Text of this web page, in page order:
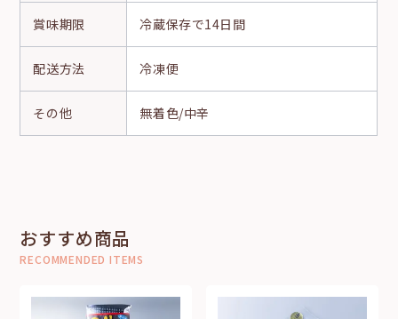
賞味期限 冷蔵保存で14日間
配送方法 冷凍便
その他 無着色/中辛
おすすめ商品
RECOMMENDED ITEMS